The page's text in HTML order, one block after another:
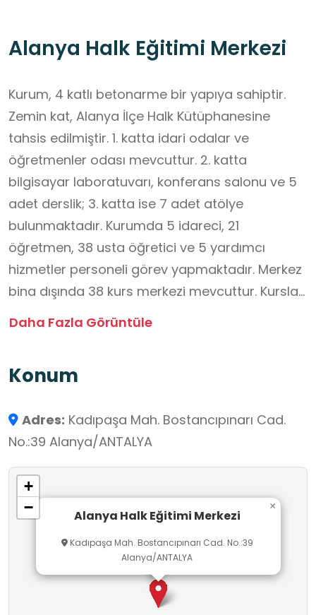
Alanya Halk Eğitimi Merkezi
Kurum, 4 katlı betonarme bir yapıya sahiptir.
Zemin kat, Alanya İlçe Halk Kütüphanesine
tahsis edilmiştir. 1. katta idari odalar ve
öğretmenler odası mevcuttur. 2. katta
bilgisayar laboratuvarı, konferans salonu ve 5
adet derslik; 3. katta ise 7 adet atölye
bulunmaktadır. Kurumda 5 idareci, 21
öğretmen, 38 usta öğretici ve 5 yardımcı
hizmetler personeli görev yapmaktadır. Merkez
bina dışında 38 kurs merkezi mevcuttur. Kurslar;
hafta içi sabah, öğle, akşam olmak üzere 3
ortaöğretim öğrencileri için yaz kurs
belediyeler, resmî kurum ve kuruluşlar, sivil
toplum kuruluşları ile okullardan gelen talepler
doğrultusunda kurslar açılmaktadır. Kurslar;
Hayat Boyu Öğrenme Genel Müdürlüğünün Kurs
Programları çerçevesinde geleneksel el
müzik, spor, sağlık, dil ve kültür dersleri gibi
alanlarda yapılabilmektedir.
Daha Fazla Görüntüle
Konum
Adres: Kadıpaşa Mah. Bostancıpınarı Cad.
No.:39 Alanya/ANTALYA
Alanya Halk Eğitimi Merkezi
Kadıpaşa Mah. Bostancıpınarı Cad. No.:39
Alanya/ANTALYA
×
+
−